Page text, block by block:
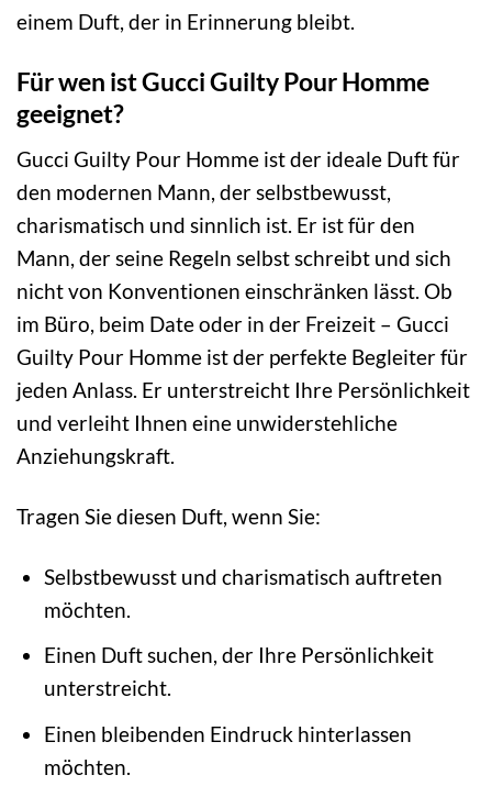
einem Duft, der in Erinnerung bleibt.
Für wen ist Gucci Guilty Pour Homme
geeignet?
Gucci Guilty Pour Homme ist der ideale Duft für
den modernen Mann, der selbstbewusst,
charismatisch und sinnlich ist. Er ist für den
Mann, der seine Regeln selbst schreibt und sich
nicht von Konventionen einschränken lässt. Ob
im Büro, beim Date oder in der Freizeit – Gucci
Guilty Pour Homme ist der perfekte Begleiter für
jeden Anlass. Er unterstreicht Ihre Persönlichkeit
und verleiht Ihnen eine unwiderstehliche
Anziehungskraft.
Tragen Sie diesen Duft, wenn Sie:
Selbstbewusst und charismatisch auftreten
möchten.
Einen Duft suchen, der Ihre Persönlichkeit
unterstreicht.
Einen bleibenden Eindruck hinterlassen
möchten.